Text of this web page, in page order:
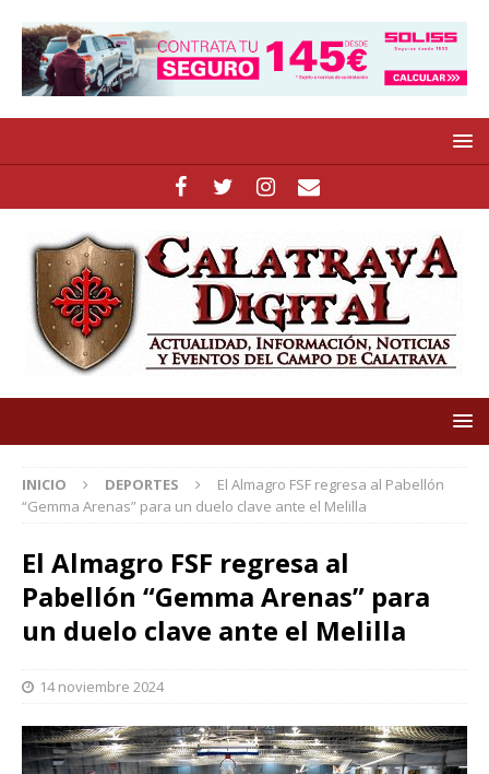
INICIO DEPORTES
El Almagro FSF regresa al Pabellón
“Gemma Arenas” para un duelo clave ante el Melilla
El Almagro FSF regresa al
Pabellón “Gemma Arenas” para
un duelo clave ante el Melilla
14 noviembre 2024